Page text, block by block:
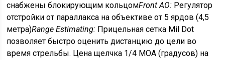
снабжены блокирующим кольцомFront AO: Регулятор
отстройки от параллакса на объективе от 5 ярдов (4,5
метра)Range Estimating: Прицельная сетка Mil Dot
позволяет быстро оценить дистанцию до цели во
время стрельбы. Цена щелчка 1/4 MOA (градусов) на